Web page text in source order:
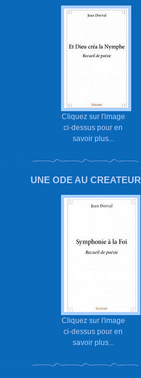
Cliquez sur l'image
ci-dessus pour en
savoir plus...
UNE ODE AU CREATEUR
Cliquez sur l'image
ci-dessus pour en
savoir plus...